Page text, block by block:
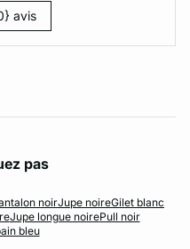
avis
pas
noirJupe noireGilet blanc
Jupe longue noirePull noir
bleu